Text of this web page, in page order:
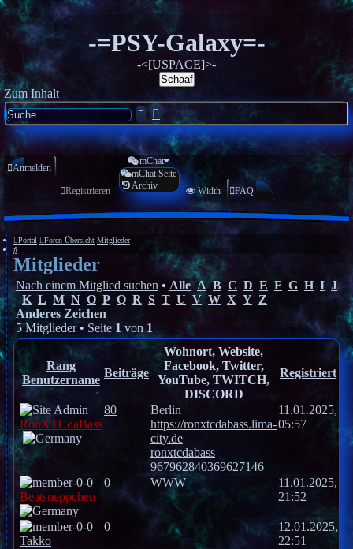
-=PSY-Galaxy=-
-<[USPACE]>-
Schaaf
Zum Inhalt
SucheErweiterte
Suche
Anmelden
Registrieren
mChat
mChat Seite
Archiv
Width FAQ
Portal Foren-Übersicht Mitglieder
Suche
Mitglieder
Nach einem Mitglied suchen • Alle A B C D E F G H I J
K L M N O P Q R S T U V W X Y Z
Anderes Zeichen
5 Mitglieder • Seite 1 von1
Rang
Benutzername
Beiträge
Wohnort, Website,
Facebook, Twitter,
YouTube, TWITCH,
DISCORD
Registriert
RonXTCdaBass
80
Berlin
https://ronxtcdabass.lima-
city.de
ronxtcdabass
967962840369627146
11.01.2025,
05:57
Beatsueppchen
0 WWW
11.01.2025,
21:52
Takko
0
12.01.2025,
22:51